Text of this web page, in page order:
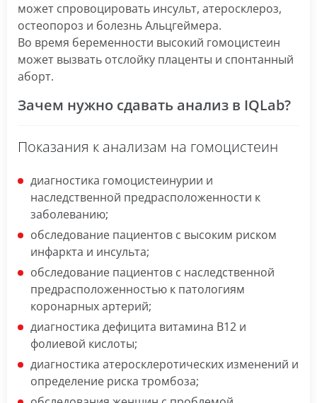
может спровоцировать инсульт, атеросклероз,
остеопороз и болезнь Альцгеймера.
Во время беременности высокий гомоцистеин
может вызвать отслойку плаценты и спонтанный
аборт.
Зачем нужно сдавать анализ в IQLab?
Показания к анализам на гомоцистеин
диагностика гомоцистеинурии и
наследственной предрасположенности к
заболеванию;
обследование пациентов с высоким риском
инфаркта и инсульта;
обследование пациентов с наследственной
предрасположенностью к патологиям
коронарных артерий;
диагностика дефицита витамина В12 и
фолиевой кислоты;
диагностика атеросклеротических изменений и
определение риска тромбоза;